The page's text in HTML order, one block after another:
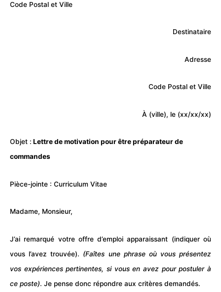
Code Postal et Ville
Destinataire
Adresse
Code Postal et Ville
À (ville), le (xx/xx/xx)
Objet : Lettre de motivation pour être préparateur de
commandes
Pièce-jointe : Curriculum Vitae
Madame, Monsieur,
J’ai remarqué votre offre d’emploi apparaissant (indiquer où
vous l’avez trouvée). (Faîtes une phrase où vous présentez
vos expériences pertinentes, si vous en avez pour postuler à
ce poste). Je pense donc répondre aux critères demandés.